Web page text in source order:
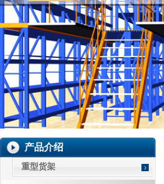
产品介绍
重型货架